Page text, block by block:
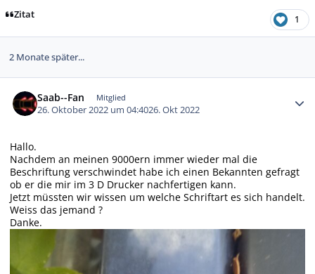
Zitat 1
2 Monate später...
Saab--Fan Mitglied
26. Oktober 2022 um 04:4026. Okt 2022
Hallo.
Nachdem an meinen 9000ern immer wieder mal die
Beschriftung verschwindet habe ich einen Bekannten gefragt
ob er die mir im 3 D Drucker nachfertigen kann.
Jetzt müssten wir wissen um welche Schriftart es sich handelt.
Weiss das jemand ?
Danke.